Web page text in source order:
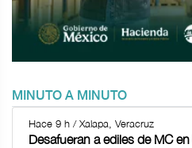
MINUTO A MINUTO
Hace 9 h / Xalapa, Veracruz
Desafueran a ediles de MC